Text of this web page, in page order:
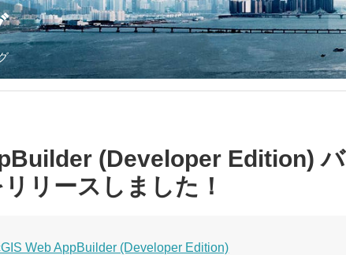
(Developer Edition) バ
リースしました！
Web AppBuilder (Developer Edition)